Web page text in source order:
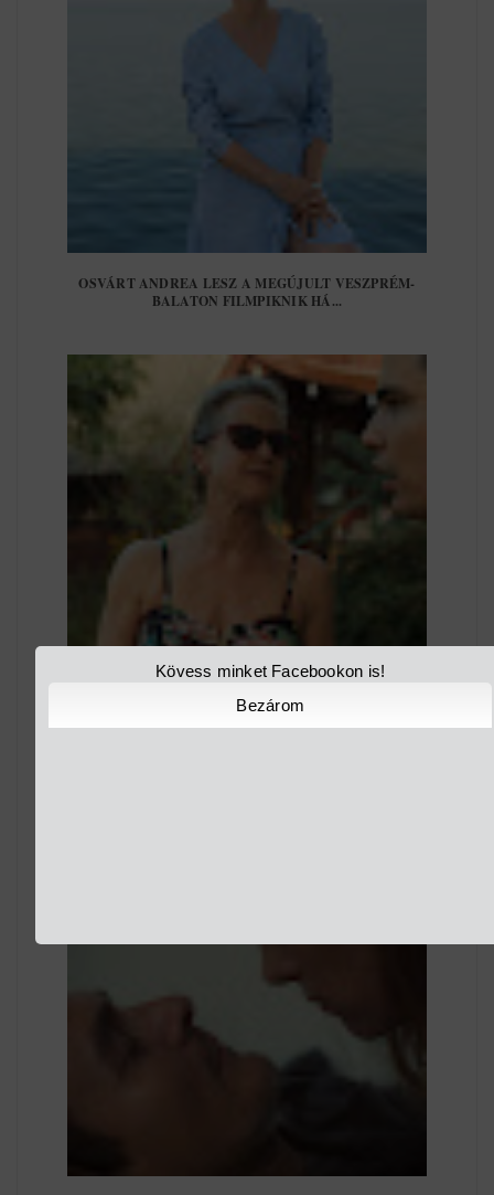
OSVÁRT ANDREA LESZ A MEGÚJULT VESZPRÉM-
BALATON FILMPIKNIK HÁ...
Kövess minket Facebookon is!
Bezárom